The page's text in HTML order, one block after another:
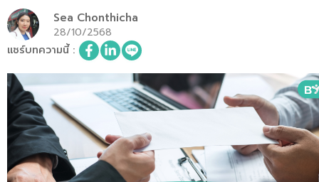
Sea Chonthicha
28/10/2568
แชร์บทความนี้: